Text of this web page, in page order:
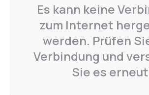
Es kann keine
zum Internet
werden. Prüfen
Verbindung und
Sie es erneut